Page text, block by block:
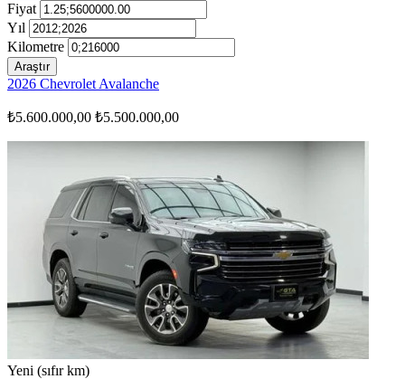
Fiyat
Yıl
Kilometre
Araştır
2026 Chevrolet Avalanche
₺5.600.000,00 ₺5.500.000,00
Yeni (sıfır km)